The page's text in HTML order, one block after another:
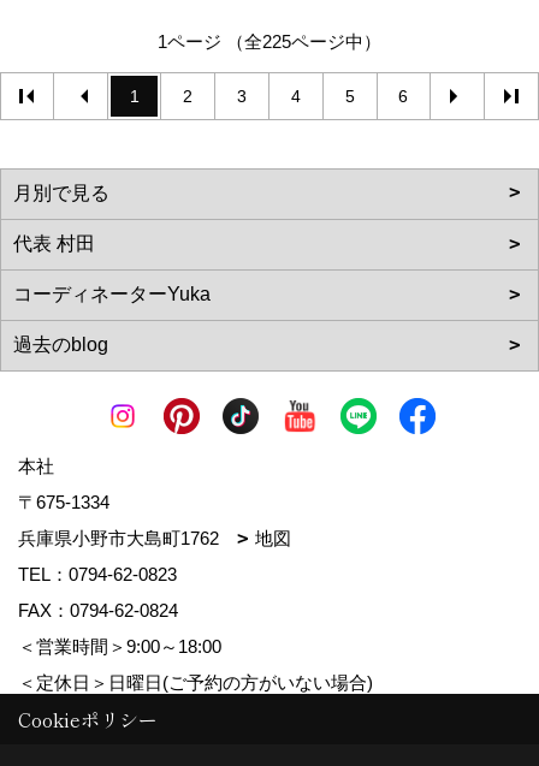
1ページ （全225ページ中）
1 2 3 4 5 6
本社
〒675-1334
兵庫県小野市大島町1762
地図
TEL： 0794-62-0823
FAX：0794-62-0824
＜営業時間＞9:00～18:00
＜定休日＞日曜日(ご予約の方がいない場合)
Cookieポリシー